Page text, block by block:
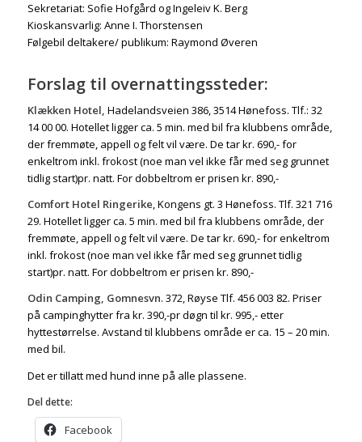
Sekretariat: Sofie Hofgård og Ingeleiv K. Berg
Kioskansvarlig: Anne I. Thorstensen
Følgebil deltakere/ publikum: Raymond Øveren
Forslag til overnattingssteder:
Klækken Hotel, Hadelandsveien 386, 3514 Hønefoss. Tlf.: 32
14 00 00. Hotellet ligger ca. 5 min. med bil fra klubbens område,
der fremmøte, appell og felt vil være. De tar kr. 690,- for
enkeltrom inkl. frokost (noe man vel ikke får med seg grunnet
tidlig start)pr. natt. For dobbeltrom er prisen kr. 890,-
Comfort Hotel Ringerike, Kongens gt. 3 Hønefoss. Tlf. 321 716
29. Hotellet ligger ca. 5 min. med bil fra klubbens område, der
fremmøte, appell og felt vil være. De tar kr. 690,- for enkeltrom
inkl. frokost (noe man vel ikke får med seg grunnet tidlig
start)pr. natt. For dobbeltrom er prisen kr. 890,-
Odin Camping, Gomnesvn. 372, Røyse Tlf. 456 003 82. Priser
på campinghytter fra kr. 390,-pr døgn til kr. 995,- etter
hyttestørrelse. Avstand til klubbens område er ca. 15 – 20 min.
med bil.
Det er tillatt med hund inne på alle plassene.
Del dette:
Facebook